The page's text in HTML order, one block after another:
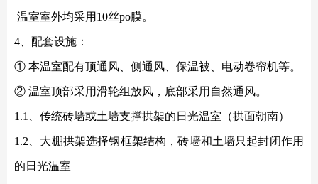
温室室外均采用 10丝po膜。
4、配套设施：
① 本温室配有顶通风、侧通风、保温被、电动卷帘机等。
② 温室顶部采用滑轮组放风，底部采用自然通风。
1.1、传统砖墙或土墙支撑拱架的日光温室（拱面朝南）
1.2、大棚拱架选择钢框架结构，砖墙和土墙只起封闭作用
的日光温室